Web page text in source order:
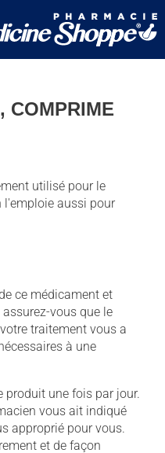
COMPRIME
utilisé pour le
l'emploie aussi pour
ce médicament et
vous que le
traitement vous a
à une
produit une fois par jour.
vous ait indiqué
approprié pour vous.
et de façon